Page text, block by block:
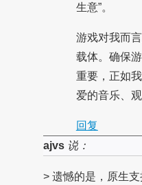
生意”。
游戏对我而
载体。确保
重要，正如
爱的音乐、
回复
ajvs说：
> 遗憾的是，原生